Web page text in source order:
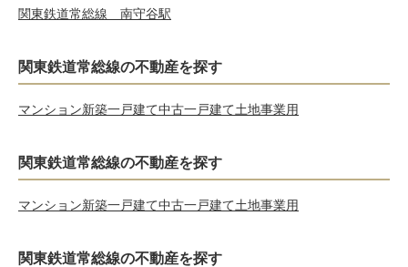
関東鉄道常総線 南守谷駅
関東鉄道常総線の不動産を探す
マンション新築一戸建て中古一戸建て土地事業用
関東鉄道常総線の不動産を探す
マンション新築一戸建て中古一戸建て土地事業用
関東鉄道常総線の不動産を探す